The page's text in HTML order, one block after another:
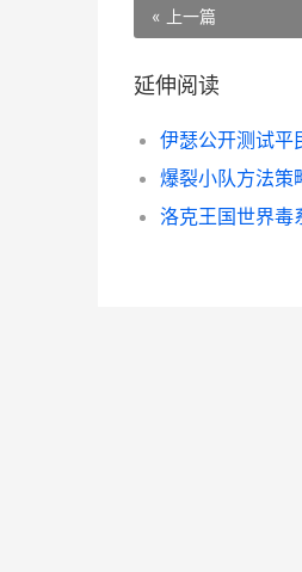
« 上一篇
延伸阅读
伊瑟公开测试平
爆裂小队方法策
洛克王国世界毒